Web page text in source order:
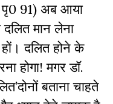
पृ0 91) अब आया
मान लेना
हों। दलित होने के
होगा! मगर डॉ.
बताना चाहते